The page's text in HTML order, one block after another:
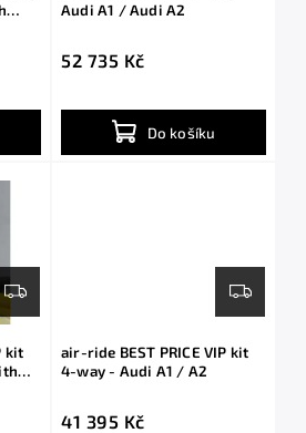
Audi A1 / Audi A2
52 735 Kč
Do košíku
kit
air-ride BEST PRICE VIP kit
4-way - Audi A1 / A2
41 395 Kč